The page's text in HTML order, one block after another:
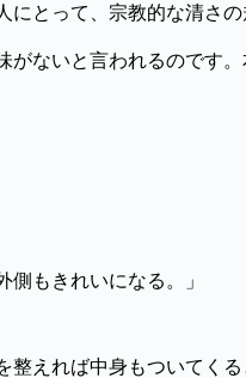
とって、宗教的な清さ
ないと言われるのです
もきれいになる。」
えれば中身もついてく